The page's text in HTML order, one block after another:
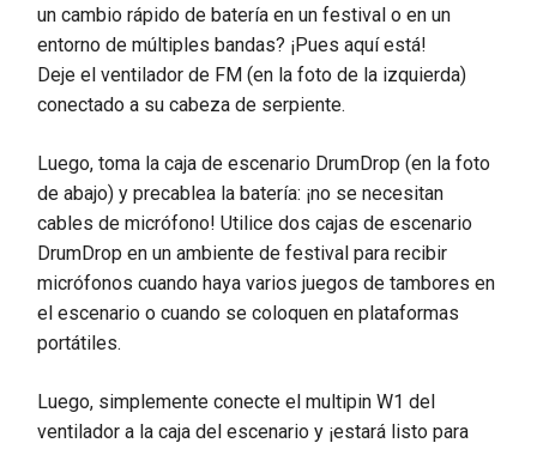
un cambio rápido de batería en un festival o en un
entorno de múltiples bandas? ¡Pues aquí está!
Deje el ventilador de FM (en la foto de la izquierda)
conectado a su cabeza de serpiente.
Luego, toma la caja de escenario DrumDrop (en la foto
de abajo) y precablea la batería: ¡no se necesitan
cables de micrófono! Utilice dos cajas de escenario
DrumDrop en un ambiente de festival para recibir
micrófonos cuando haya varios juegos de tambores en
el escenario o cuando se coloquen en plataformas
portátiles.
Luego, simplemente conecte el multipin W1 del
ventilador a la caja del escenario y ¡estará listo para